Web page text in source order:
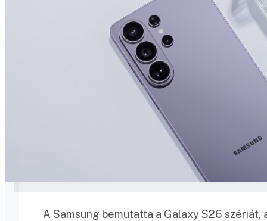
A Samsung bemutatta a Galaxy S26